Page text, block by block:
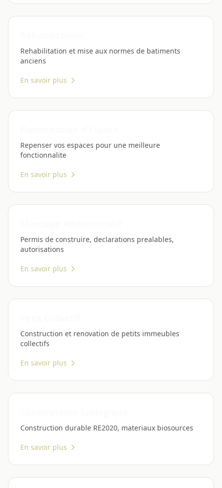
Rehabilitation et mise aux normes de batiments
anciens
En savoir plus
Repenser vos espaces pour une meilleure
fonctionnalite
En savoir plus
Permis de construire, declarations prealables,
autorisations
En savoir plus
Construction et renovation de petits immeubles
collectifs
En savoir plus
Construction durable RE2020, materiaux biosources
En savoir plus